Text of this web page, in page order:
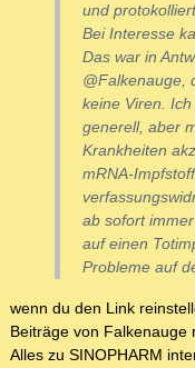
und
Bei Interesse
Das war in
@Falkenauge,
keine Viren.
generell, aber
Krankheiten
mRNA-
ab sofort
auf einen
Probleme auf
wenn du den Link
Beiträge von Falkenauge
Alles zu SINOPHARM